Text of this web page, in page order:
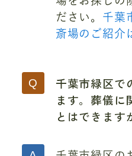
ださい。 千葉
斎場のご紹介
千葉市緑区で
ます。葬儀に
とはできます